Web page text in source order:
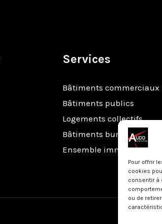
Pour offrir
cookies
consentir à
ou de
Services
Bâtiments commerciaux
Bâtiments publics
Logements collectifs
Bâtiments bureaux
Ensemble immobilier